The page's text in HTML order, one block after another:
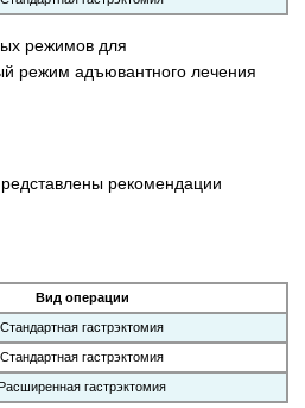
режимов для
режим адъювантного лечения
рекомендации
Вид операции
Стандартная гастрэктомия
Стандартная гастрэктомия
гастрэктомия